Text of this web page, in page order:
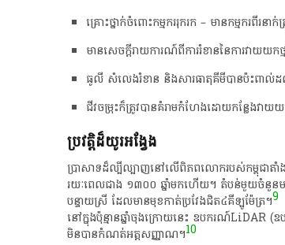
គ្រោះថ្នាក់​ចំពោះកម្មកររុករក​ – មានកម្មករពីរ​នា
មានសេចក្តី​រាយការណ៍​ពីការ​រំខាននៃការវាយយ
ធូលី​ សំ​លេង​រំខាន​ និងសារធាតុ​គីមី​បាន​ប៉ះពាល់​ដល់​
ជី​វ​ចម្រុះ​​ក៏​ត្រូវ​បាន​គំរាមកំហែង​ដោយ​កន្លែង​វា
ប្រវត្តិដ៏​យូរអង្វែង
ប្រាសាទដ៏​ល្បីល្បាញនៅ​លើ​ពិភព​លោករបស់កម្ពុជា​តាំ
រយៈពេល​ជាង ១៣០០ ឆ្នាំ​មក​ហើយ​។ តំបន់​មួយ​ចំនួនម
បន្ទាយ​ស្រី ដែល​មានមុខកាត់ប្រវែងជិត​៤​គីឡូ​ម៉ែត្រ​។9
នៅក្នុង​ប៉ុន្មាន​ឆ្នាំ​ចុងក្រោយ​នេះ​ ឧបករណ៍​LiDAR
មិនបាន​កំណត់អត្តសញ្ញាណ​។10